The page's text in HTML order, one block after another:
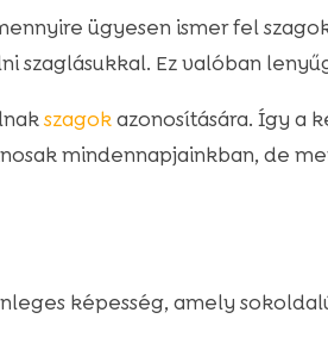
ügyesen ismer fel
szaglásukkal. Ez valóban
szagokazonosítására. Így a
mindennapjainkban, de
képesség, amely